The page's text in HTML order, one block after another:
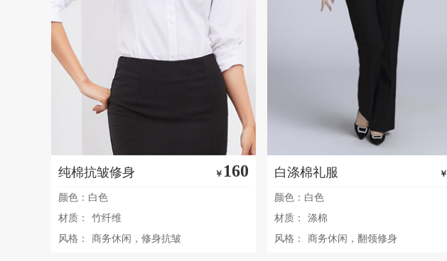
纯棉抗皱修身 ￥ 160
颜色：白色
材质：
竹纤维
风格：
商务休闲，修身抗皱
白涤棉礼服 ￥
颜色：白色
材质：
涤棉
风格：
商务休闲，翻领修身